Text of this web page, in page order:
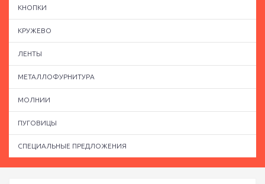
КНОПКИ
КРУЖЕВО
ЛЕНТЫ
МЕТАЛЛОФУРНИТУРА
МОЛНИИ
ПУГОВИЦЫ
СПЕЦИАЛЬНЫЕ ПРЕДЛОЖЕНИЯ